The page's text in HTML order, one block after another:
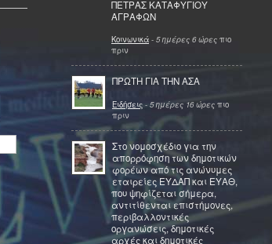
ΠΕΤΡΑΣ ΚΑΤΑΦΥΓΙΟΥ
ΑΓΡΑΦΩΝ
Κοινωνικά - 5 ημέρες 6 ώρες πιο
πριν
ΠΡΩΤΗ ΓΙΑ ΤΗΝ ΑΣΑ
Ειδήσεις - 5 ημέρες 16 ώρες πιο
πριν
Στο νομοσχέδιο για την
απορρόφηση των δημοτικών
φορέων από τις ανώνυμες
εταιρείες ΕΥΔΑΠ και ΕΥΑΘ,
που ψηφίζεται σήμερα,
αντιτίθενται επιστήμονες,
περιβαλλοντικές
οργανώσεις, δημοτικές
αρχές και δημοτικές